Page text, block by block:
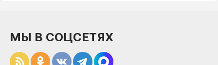
МЫ В СОЦСЕТЯХ